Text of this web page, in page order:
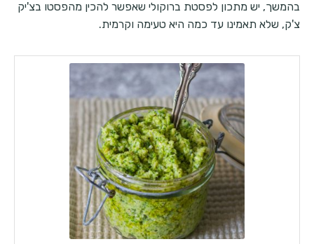
בהמשך, יש מתכון לפסטת ברוקולי שאפשר להכין מהפסטו בצ'יק
צ'ק, שלא תאמינו עד כמה היא טעימה וקרמית.